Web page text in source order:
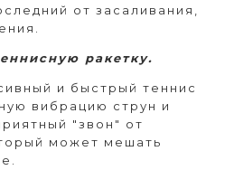
от засаливания,
ракетку.
и быстрый теннис
вибрацию струн и
"звон" от
может мешать